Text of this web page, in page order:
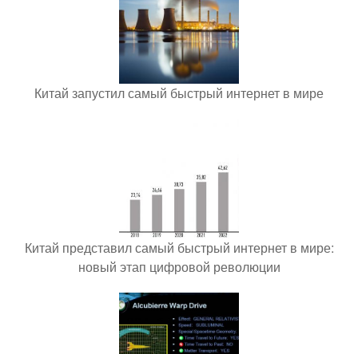
Китай запустил самый быстрый интернет в мире
Китай представил самый быстрый интернет в мире:
новый этап цифровой революции